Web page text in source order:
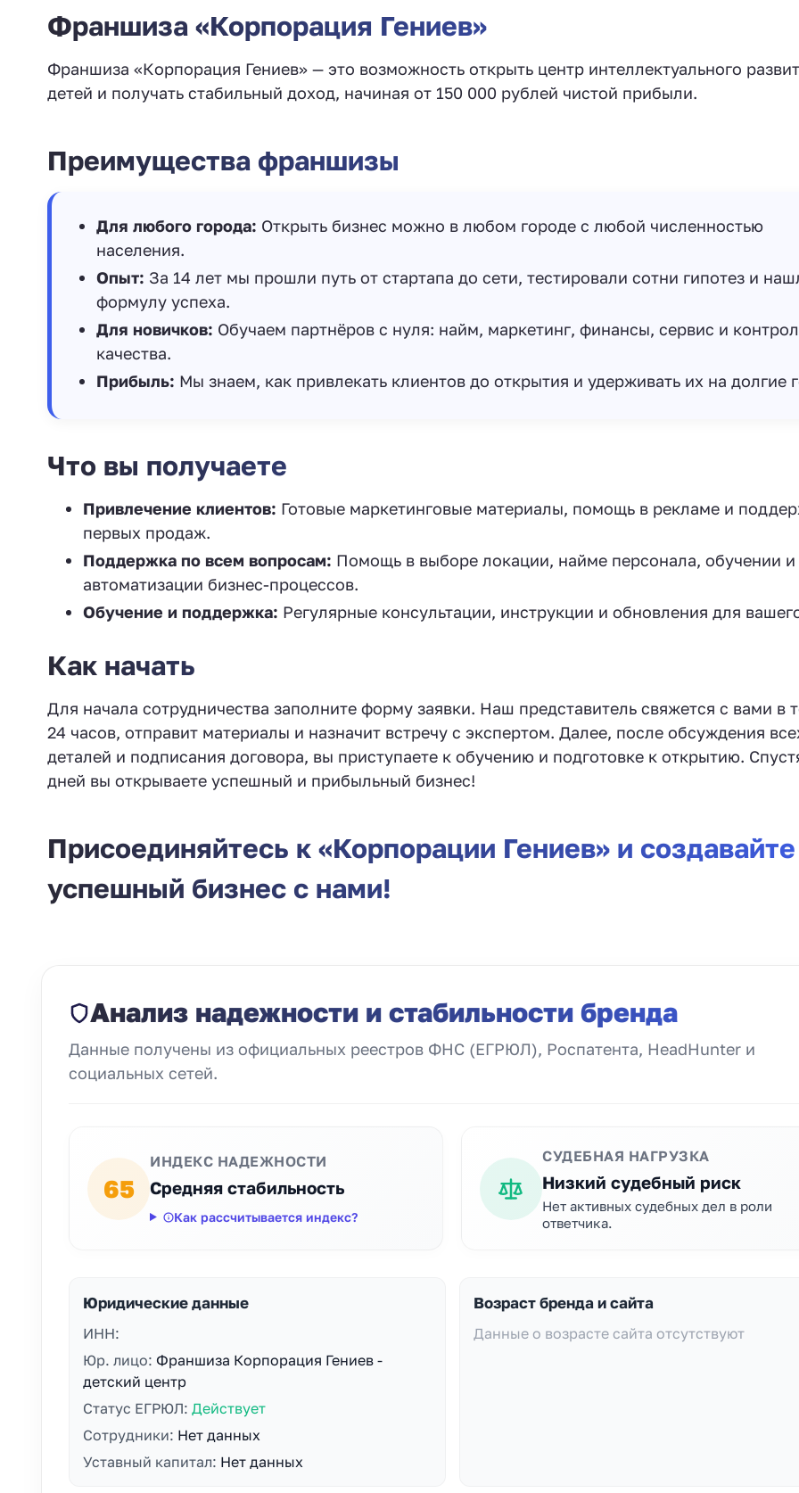
Франшиза «Корпорация Гениев»
Франшиза «Корпорация Гениев» — это возможность открыть центр интеллектуального
детей и получать стабильный доход, начиная от 150 000 рублей чистой прибыли.
Преимущества франшизы
Для любого города: Открыть бизнес можно в любом городе с любой численностью
населения.
Опыт: За 14 лет мы прошли путь от стартапа до сети, тестировали сотни гипотез и
формулу успеха.
Для новичков: Обучаем партнёров с нуля: найм, маркетинг, финансы, сервис и
качества.
Прибыль: Мы знаем, как привлекать клиентов до открытия и удерживать их на долгие
Что вы получаете
Привлечение клиентов: Готовые маркетинговые материалы, помощь в рекламе и
первых продаж.
Поддержка по всем вопросам: Помощь в выборе локации, найме персонала, обучении и
автоматизации бизнес-процессов.
Обучение и поддержка: Регулярные консультации, инструкции и обновления для
Как начать
Для начала сотрудничества заполните форму заявки. Наш представитель свяжется с вами в
24 часов, отправит материалы и назначит встречу с экспертом. Далее, после обсуждения
деталей и подписания договора, вы приступаете к обучению и подготовке к открытию.
дней вы открываете успешный и прибыльный бизнес!
Присоединяйтесь к «Корпорации Гениев» и создавайте
успешный бизнес с нами!
Анализ надежности и стабильности бренда
Данные получены из официальных реестров ФНС (ЕГРЮЛ), Роспатента, HeadHunter и
социальных сетей.
65
ИНДЕКС НАДЕЖНОСТИ
Средняя стабильность
Как рассчитывается индекс?
СУДЕБНАЯ НАГРУЗКА
Низкий судебный риск
Нет активных судебных дел в роли
ответчика.
Юридические данные
ИНН:
Юр. лицо: Франшиза Корпорация Гениев -
детский центр
Статус ЕГРЮЛ: Действует
Сотрудники: Нет данных
Уставный капитал: Нет данных
Возраст бренда и сайта
Данные о возрасте сайта отсутствуют